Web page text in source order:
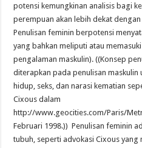
potensi kemungkinan analisis bagi
perempuan akan lebih dekat
Penulisan feminin berpotensi
yang bahkan meliputi atau
pengalaman maskulin). ((Konsep
diterapkan pada penulisan maskulin
hidup, seks, dan narasi kematian
Cixous dalam
http://www.geocities.com/Paris/
Februari 1998.)) Penulisan feminin
tubuh, seperti advokasi Cixous yang